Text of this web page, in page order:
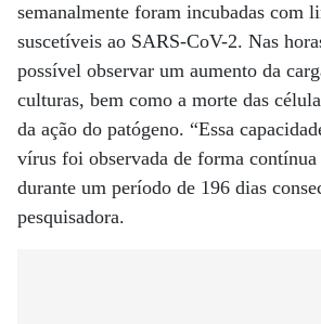
semanalmente foram incubadas com
suscetíveis ao SARS-CoV-2. Nas
possível observar um aumento da
culturas, bem como a morte das
da ação do patógeno. “Essa
vírus foi observada de forma contínua
durante um período de 196 dias
pesquisadora.